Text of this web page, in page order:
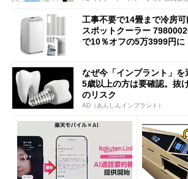
工事不要で14畳まで冷房
スポットクーラー
で10％オフの5万3999円に
なぜ今「インプラント」
5歳以上の方は要確認。抜
のリスク
AD（あんしんインプラント）